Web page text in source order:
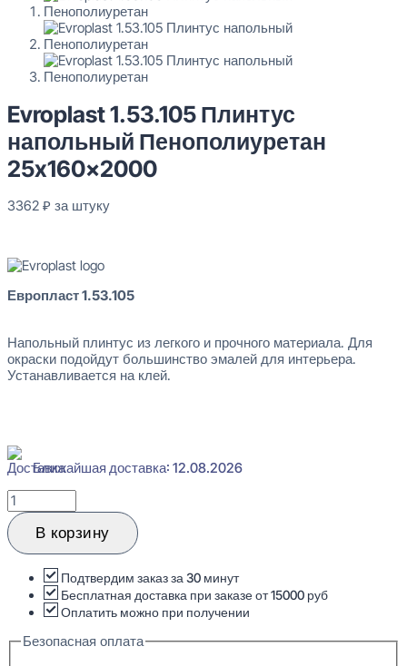
Evroplast 1.53.105 Плинтус напольный Пенополиуретан
Перейти в избранное Закрыть
Evroplast 1.53.105 Плинтус
напольный Пенополиуретан
25x160x2000
3362 ₽ за штуку
Европласт 1.53.105
Напольный плинтус из легкого и прочного материала. Для
окраски подойдут большинство эмалей для интерьера.
Устанавливается на клей.
Ближайшая доставка: 12.08.2026
Количество
товара
Evroplast
1.53.105
напольный
Пенополиуретан
25x160x2000
В корзину
Подтвердим заказ за 30 минут
Бесплатная доставка при заказе от 15000 руб
Оплатить можно при получении
Безопасная оплата